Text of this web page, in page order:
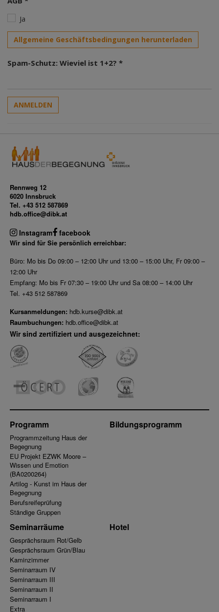
Ja
Allgemeine Geschäftsbedingungen herunterladen
Spam-Schutz: Wieviel ist 1+2? *
ANMELDEN
Rennweg 12
6020 Innsbruck
Tel. +43 512 587869
hdb.office@dibk.at
Instagram facebook
Wir sind für Sie persönlich erreichbar:
Büro: Mo bis Do 09:00 – 12:00 Uhr und 13:00 – 15:00 Uhr, Fr 09:00 –
12:00 Uhr
Empfang: Mo bis Fr 07:30 – 19:00 Uhr und Sa 08:00 – 14:00 Uhr
Tel. +43 512 587869
Kursanmeldungen: hdb.kurse@dibk.at
Raumbuchungen: hdb.office@dibk.at
Wir sind zertifiziert und ausgezeichnet:
Programm
Programmzeitung Haus der
Begegnung
EU Projekt EZWK Moore –
Wissen und Emotion
(BA0200264)
Artilog - Kunst im Haus der
Begegnung
Berufsreifeprüfung
Ständige Gruppen
Bildungsprogramm
Seminarräume
Gesprächsraum Rot/Gelb
Gesprächsraum Grün/Blau
Kaminzimmer
Seminarraum IV
Seminarraum III
Seminarraum II
Seminarraum I
Extra
Hotel